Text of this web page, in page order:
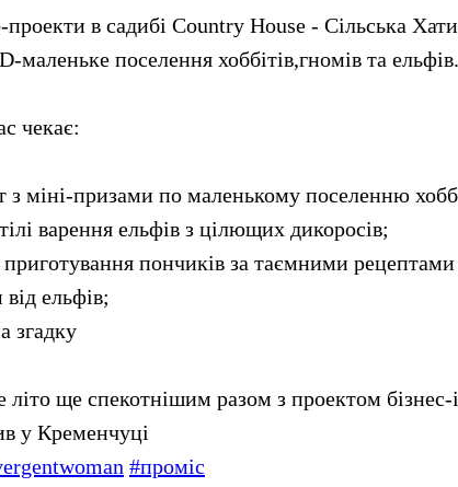
проекти в садибі Country House - Сільська
поселення хоббітів,гномів та ельфів.
чекає:
з міні-призами по маленькому поселенню
варення ельфів з цілющих дикоросів;
пончиків за таємними
ельфів;
згадку
ще спекотнішим разом з проектом бізнес-
у Кременчуці
#проміс